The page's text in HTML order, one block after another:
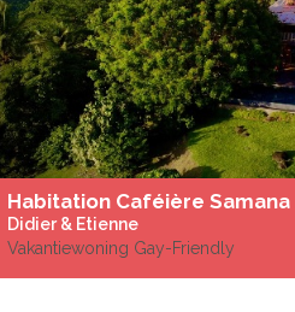
Didier & Etienne
Vakantiewoning Gay-Friendly